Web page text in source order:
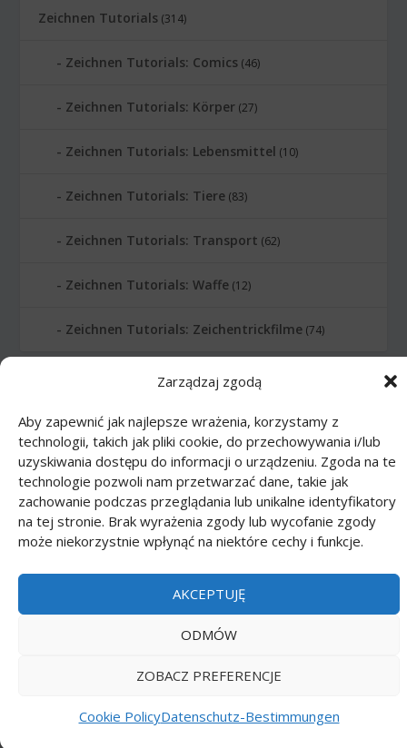
Zarządzaj zgodą
Aby zapewnić jak najlepsze wrażenia, korzystamy z
technologii, takich jak pliki cookie, do przechowywania i/lub
uzyskiwania dostępu do informacji o urządzeniu. Zgoda na te
technologie pozwoli nam przetwarzać dane, takie jak
zachowanie podczas przeglądania lub unikalne identyfikatory
na tej stronie. Brak wyrażenia zgody lub wycofanie zgody
może niekorzystnie wpłynąć na niektóre cechy i funkcje.
AKCEPTUJĘ
ODMÓW
ZOBACZ PREFERENCJE
Cookie PolicyDatenschutz-Bestimmungen
Zeichnen Tutorials (314)
Zeichnen Tutorials: Comics (46)
Zeichnen Tutorials: Körper (27)
Zeichnen Tutorials: Lebensmittel (10)
Zeichnen Tutorials: Tiere (83)
Zeichnen Tutorials: Transport (62)
Zeichnen Tutorials: Waffe (12)
Zeichnen Tutorials: Zeichentrickfilme (74)
Privacy policy PL|
policy EN
FR|Privacy policy ES|Privacy policy IT|
Contact us